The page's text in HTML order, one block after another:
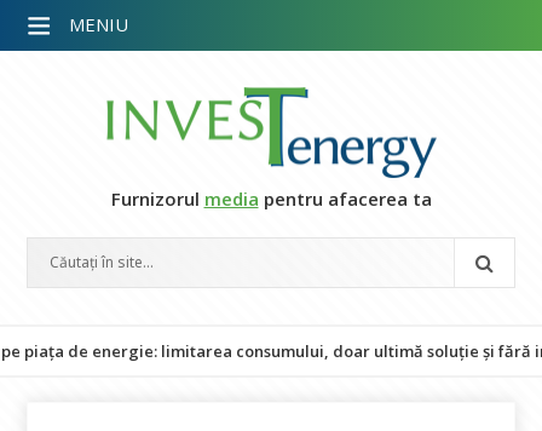
Furnizorul media pentru afacerea ta
energie: limitarea consumului, doar ultimă soluție și fără impact
MENIU